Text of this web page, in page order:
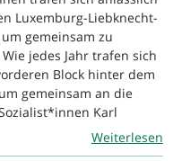
Luxemburg-Liebknecht-
gemeinsam zu
jedes Jahr trafen sich
Block hinter dem
gemeinsam an die
Karl
Weiterlesen